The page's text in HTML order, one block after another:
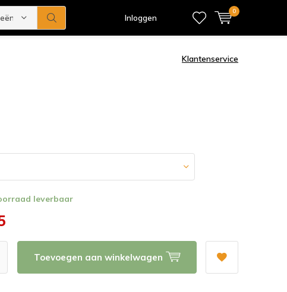
Inloggen
0
Klantenservice
leverbaar
Toevoegen aan winkelwagen